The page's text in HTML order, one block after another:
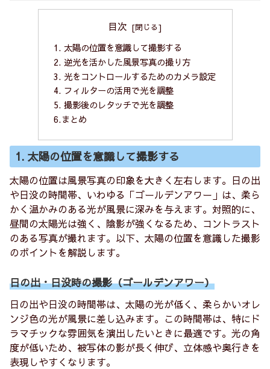
目次
1. 太陽の位置を意識して撮影する
2. 逆光を活かした風景写真の撮り方
3. 光をコントロールするためのカメラ設定
4. フィルターの活用で光を調整
5. 撮影後のレタッチで光を調整
6.まとめ
1. 太陽の位置を意識して撮影する
太陽の位置は風景写真の印象を大きく左右します。日の出
や日没の時間帯、いわゆる「ゴールデンアワー」は、柔ら
かく温かみのある光が風景に深みを与えます。対照的に、
昼間の太陽光は強く、陰影が強くなるため、コントラスト
のある写真が撮れます。以下、太陽の位置を意識した撮影
のポイントを解説します。
日の出・日没時の撮影（ゴールデンアワー）
日の出や日没の時間帯は、太陽の光が低く、柔らかいオレ
ンジ色の光が風景に差し込みます。この時間帯は、特にド
ラマチックな雰囲気を演出したいときに最適です。光の角
度が低いため、被写体の影が長く伸び、立体感や奥行きを
表現しやすくなります。